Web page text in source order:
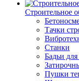
Строительное
Тачки
Станки
Бадьи для
Пушки